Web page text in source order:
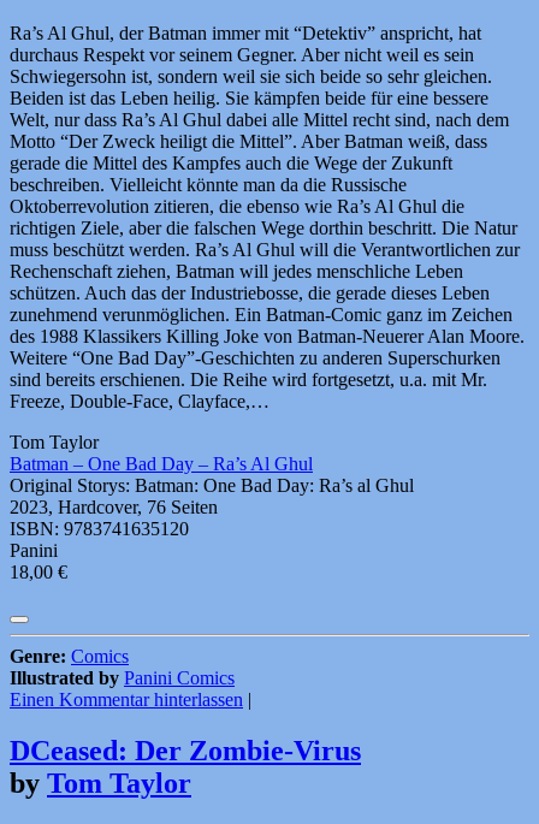
Ra’s Al Ghul, der Batman immer mit “Detektiv” anspricht, hat
durchaus Respekt vor seinem Gegner. Aber nicht weil es sein
Schwiegersohn ist, sondern weil sie sich beide so sehr gleichen.
Beiden ist das Leben heilig. Sie kämpfen beide für eine bessere
Welt, nur dass Ra’s Al Ghul dabei alle Mittel recht sind, nach dem
Motto “Der Zweck heiligt die Mittel”. Aber Batman weiß, dass
gerade die Mittel des Kampfes auch die Wege der Zukunft
beschreiben. Vielleicht könnte man da die Russische
Oktoberrevolution zitieren, die ebenso wie Ra’s Al Ghul die
richtigen Ziele, aber die falschen Wege dorthin beschritt. Die Natur
muss beschützt werden. Ra’s Al Ghul will die Verantwortlichen zur
Rechenschaft ziehen, Batman will jedes menschliche Leben
schützen. Auch das der Industriebosse, die gerade dieses Leben
zunehmend verunmöglichen. Ein Batman-Comic ganz im Zeichen
des 1988 Klassikers Killing Joke von Batman-Neuerer Alan Moore.
Weitere “One Bad Day”-Geschichten zu anderen Superschurken
sind bereits erschienen. Die Reihe wird fortgesetzt, u.a. mit Mr.
Freeze, Double-Face, Clayface,…
Tom Taylor
Batman – One Bad Day – Ra’s Al Ghul
Original Storys: Batman: One Bad Day: Ra’s al Ghul
2023, Hardcover, 76 Seiten
ISBN: 9783741635120
Panini
18,00 €
Genre: Comics
Illustrated by Panini Comics
Einen Kommentar hinterlassen |
DCeased: Der Zombie-Virus
by Tom Taylor